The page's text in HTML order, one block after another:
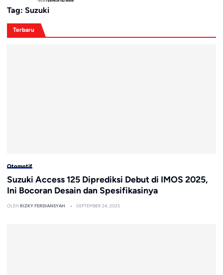
Tag: Suzuki
Terbaru
Otomotif
Suzuki Access 125 Diprediksi Debut di IMOS 2025,
Ini Bocoran Desain dan Spesifikasinya
OLEH RIZKY FERDIANSYAH SEPTEMBER 24, 2025